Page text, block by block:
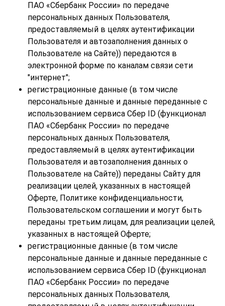
ПАО «Сбербанк России» по передаче
персональных данных Пользователя,
предоставляемый в целях аутентификации
Пользователя и автозаполнения данных о
Пользователе на Сайте)) передаются в
электронной форме по каналам связи сети
"интернет";
регистрационные данные (в том числе
персональные данные и данные переданные с
использованием сервиса Сбер ID (функционал
ПАО «Сбербанк России» по передаче
персональных данных Пользователя,
предоставляемый в целях аутентификации
Пользователя и автозаполнения данных о
Пользователе на Сайте)) переданы Сайту для
реализации целей, указанных в настоящей
Оферте, Политике конфиденциальности,
Пользовательском соглашении и могут быть
переданы третьим лицам, для реализации целей,
указанных в настоящей Оферте;
регистрационные данные (в том числе
персональные данные и данные переданные с
использованием сервиса Сбер ID (функционал
ПАО «Сбербанк России» по передаче
персональных данных Пользователя,